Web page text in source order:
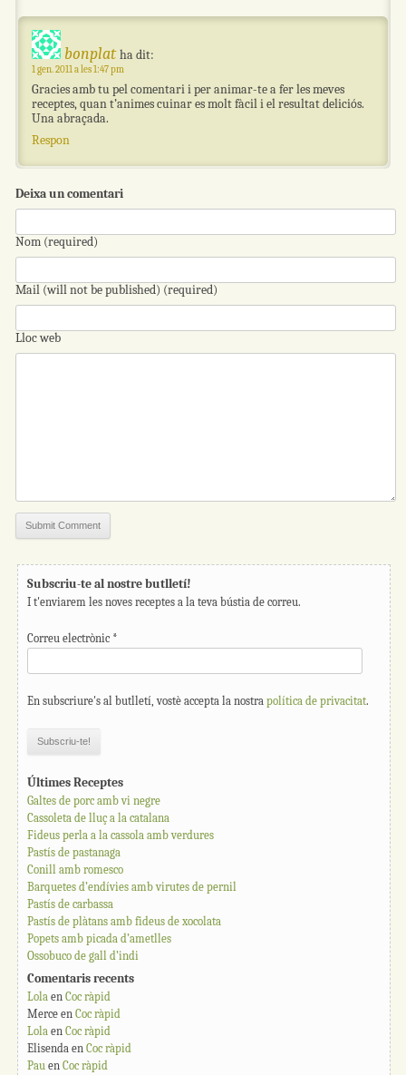
bonplat ha dit:
1 gen. 2011 a les 1:47 pm
Gracies amb tu pel comentari i per animar-te a fer les meves
receptes, quan t’animes cuinar es molt fàcil i el resultat deliciós.
Una abraçada.
Respon
Deixa un comentari
Nom (required)
Mail (will not be published) (required)
Lloc web
Subscriu-te al nostre butlletí!
I t'enviarem les noves receptes a la teva bústia de correu.
Correu electrònic *
En subscriure's al butlletí, vostè accepta la nostra política de privacitat.
Últimes Receptes
Galtes de porc amb vi negre
Cassoleta de lluç a la catalana
Fideus perla a la cassola amb verdures
Pastís de pastanaga
Conill amb romesco
Barquetes d’endívies amb virutes de pernil
Pastís de carbassa
Pastís de plàtans amb fideus de xocolata
Popets amb picada d’ametlles
Ossobuco de gall d’indi
Comentaris recents
Lola en Coc ràpid
Merce en Coc ràpid
Lola en Coc ràpid
Elisenda en Coc ràpid
Pau en Coc ràpid